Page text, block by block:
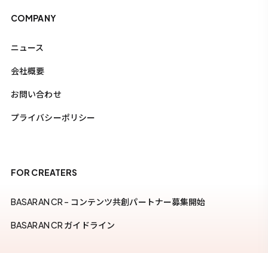
COMPANY
ニュース
会社概要
お問い合わせ
プライバシーポリシー
FOR CREATERS
BASARAN CR – コンテンツ共創パートナー募集開始
BASARAN CR ガイドライン